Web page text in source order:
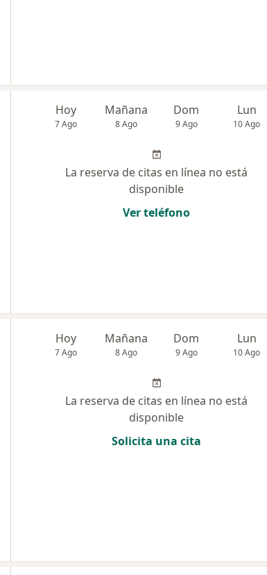
Hoy
7 Ago
Mañana
8 Ago
Dom
9 Ago
Lun
10 Ago
La reserva de citas en línea no está
disponible
Ver teléfono
Hoy
7 Ago
Mañana
8 Ago
Dom
9 Ago
Lun
10 Ago
La reserva de citas en línea no está
disponible
Solicita una cita